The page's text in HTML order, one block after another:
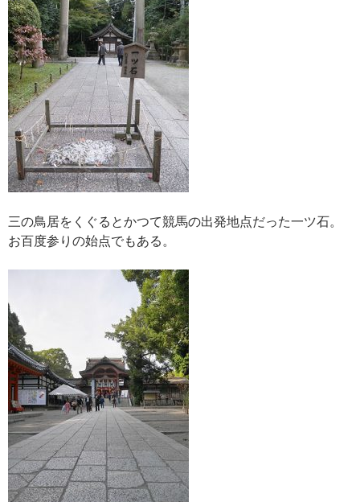
三の鳥居をくぐるとかつて競馬の出発地点だった一ツ石。
お百度参りの始点でもある。